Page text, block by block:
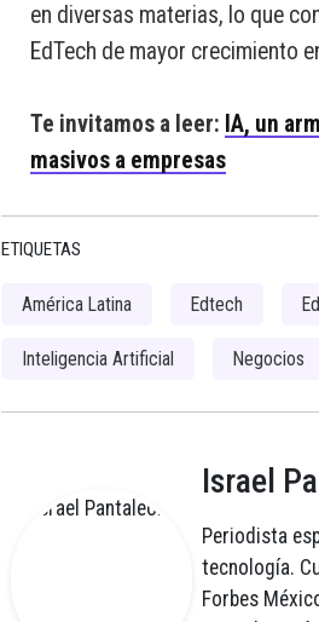
en diversas materias, lo que
EdTech de mayor crecimiento
Te invitamos a leer: IA, un
masivos a empresas
ETIQUETAS
América Latina Edtech
Inteligencia Artificial Negocios
Israel
Periodista
tecnología.
Forbes